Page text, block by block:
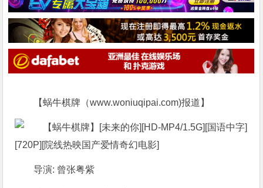
【蜗牛棋牌（www.woniuqipai.com)报道】
导演: 曾张粤紫